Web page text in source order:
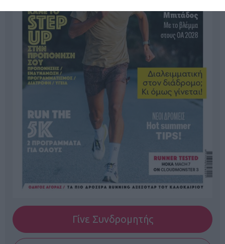
Γίνε Συνδρομητής